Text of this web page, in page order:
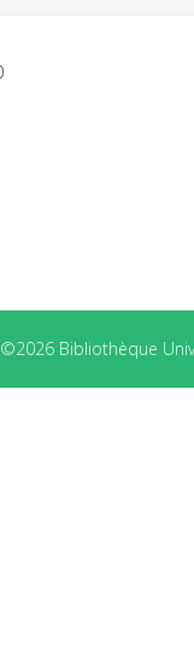
©2026 Bibliothèque